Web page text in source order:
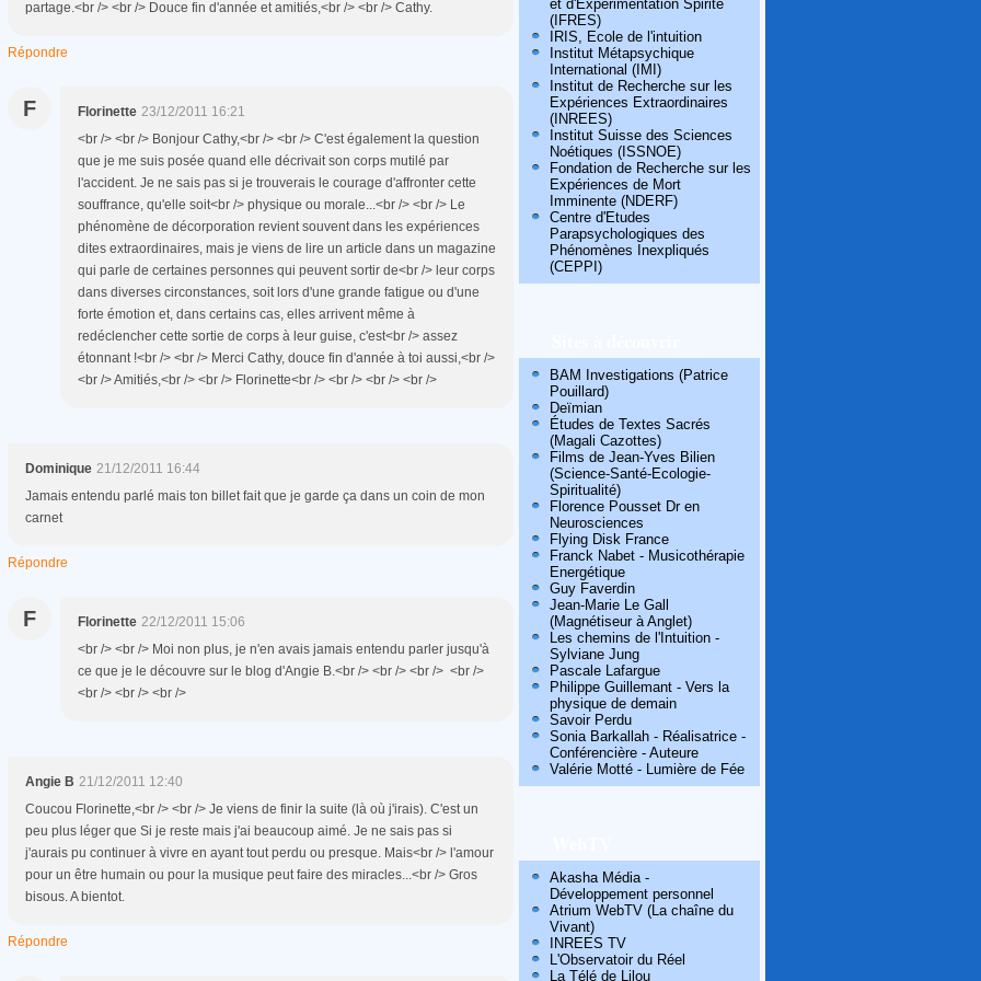
partage.<br /> <br /> Douce fin d'année et amitiés,<br /> <br /> Cathy.
Répondre
F Florinette 23/12/2011 16:21
<br /> <br /> Bonjour Cathy,<br /> <br /> C'est également la question
que je me suis posée quand elle décrivait son corps mutilé par
l'accident. Je ne sais pas si je trouverais le courage d'affronter cette
souffrance, qu'elle soit<br /> physique ou morale...<br /> <br /> Le
phénomène de décorporation revient souvent dans les expériences
dites extraordinaires, mais je viens de lire un article dans un magazine
qui parle de certaines personnes qui peuvent sortir de<br /> leur corps
dans diverses circonstances, soit lors d'une grande fatigue ou d'une
forte émotion et, dans certains cas, elles arrivent même à
redéclencher cette sortie de corps à leur guise, c'est<br /> assez
étonnant !<br /> <br /> Merci Cathy, douce fin d'année à toi aussi,<br />
<br /> Amitiés,<br /> <br /> Florinette<br /> <br /> <br /> <br />
Dominique 21/12/2011 16:44
Jamais entendu parlé mais ton billet fait que je garde ça dans un coin de mon
carnet
Répondre
F Florinette 22/12/2011 15:06
<br /> <br /> Moi non plus, je n'en avais jamais entendu parler jusqu'à
ce que je le découvre sur le blog d'Angie B.<br /> <br /> <br /> <br />
<br /> <br /> <br />
Angie B 21/12/2011 12:40
Coucou Florinette,<br /> <br /> Je viens de finir la suite (là où j'irais). C'est un
peu plus léger que Si je reste mais j'ai beaucoup aimé. Je ne sais pas si
j'aurais pu continuer à vivre en ayant tout perdu ou presque. Mais<br /> l'amour
pour un être humain ou pour la musique peut faire des miracles...<br /> Gros
bisous. A bientot.
Répondre
et d'Expérimentation Spirite
(IFRES)
IRIS, Ecole de l'intuition
Institut Métapsychique
International (IMI)
Institut de Recherche sur les
Expériences Extraordinaires
(INREES)
Institut Suisse des Sciences
Noétiques (ISSNOE)
Fondation de Recherche sur les
Expériences de Mort
Imminente (NDERF)
Centre d'Etudes
Parapsychologiques des
Phénomènes Inexpliqués
(CEPPI)
BAM Investigations (Patrice
Pouillard)
Deïmian
Études de Textes Sacrés
(Magali Cazottes)
Films de Jean-Yves Bilien
(Science-Santé-Ecologie-
Spiritualité)
Florence Pousset Dr en
Neurosciences
Flying Disk France
Franck Nabet - Musicothérapie
Energétique
Guy Faverdin
Jean-Marie Le Gall
(Magnétiseur à Anglet)
Les chemins de l'Intuition -
Sylviane Jung
Pascale Lafargue
Philippe Guillemant - Vers la
physique de demain
Savoir Perdu
Sonia Barkallah - Réalisatrice -
Conférencière - Auteure
Valérie Motté - Lumière de Fée
Akasha Média -
Développement personnel
Atrium WebTV (La chaîne du
Vivant)
INREES TV
L'Observatoir du Réel
La Télé de Lilou